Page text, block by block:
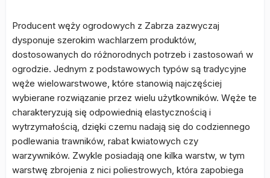
Producent węży ogrodowych z Zabrza zazwyczaj
dysponuje szerokim wachlarzem produktów,
dostosowanych do różnorodnych potrzeb i zastosowań w
ogrodzie. Jednym z podstawowych typów są tradycyjne
węże wielowarstwowe, które stanowią najczęściej
wybierane rozwiązanie przez wielu użytkowników. Węże te
charakteryzują się odpowiednią elastycznością i
wytrzymałością, dzięki czemu nadają się do codziennego
podlewania trawników, rabat kwiatowych czy
warzywników. Zwykle posiadają one kilka warstw, w tym
warstwę zbrojenia z nici poliestrowych, która zapobiega